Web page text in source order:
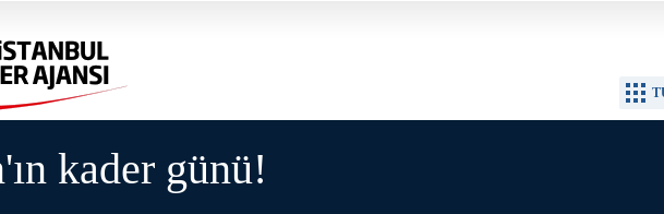
kader günü!